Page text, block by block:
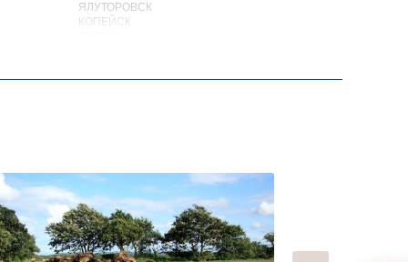
ЯЛУТОРОВСК
КОПЕЙСК
БИРОБИДЖАН
ЮЖНОУРАЛЬСК
ДЮРТЮЛИ
УЧАЛЫ
ВАЛУЙКИ
УРЮПИНСК
ЧАПЛЫГИН